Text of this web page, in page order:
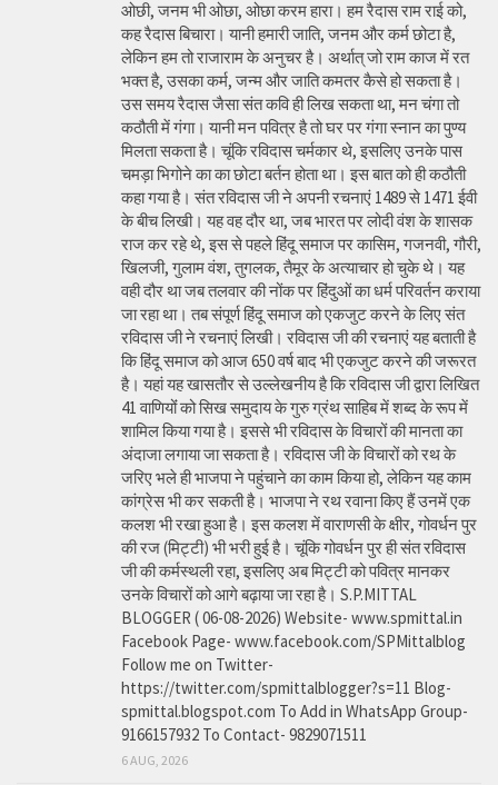
ओछी, जनम भी ओछा, ओछा करम हारा। हम रैदास राम राई को,
कह रैदास बिचारा। यानी हमारी जाति, जनम और कर्म छोटा है,
लेकिन हम तो राजाराम के अनुचर है। अर्थात् जो राम काज में रत
भक्त है, उसका कर्म, जन्म और जाति कमतर कैसे हो सकता है।
उस समय रैदास जैसा संत कवि ही लिख सकता था, मन चंगा तो
कठौती में गंगा। यानी मन पवित्र है तो घर पर गंगा स्नान का पुण्य
मिलता सकता है। चूंकि रविदास चर्मकार थे, इसलिए उनके पास
चमड़ा भिगोने का का छोटा बर्तन होता था। इस बात को ही कठौती
कहा गया है। संत रविदास जी ने अपनी रचनाएं 1489 से 1471 ईवी
के बीच लिखी। यह वह दौर था, जब भारत पर लोदी वंश के शासक
राज कर रहे थे, इस से पहले हिंदू समाज पर कासिम, गजनवी, गौरी,
खिलजी, गुलाम वंश, तुगलक, तैमूर के अत्याचार हो चुके थे। यह
वही दौर था जब तलवार की नोंक पर हिंदुओं का धर्म परिवर्तन कराया
जा रहा था। तब संपूर्ण हिंदू समाज को एकजुट करने के लिए संत
रविदास जी ने रचनाएं लिखी। रविदास जी की रचनाएं यह बताती है
कि हिंदू समाज को आज 650 वर्ष बाद भी एकजुट करने की जरूरत
है। यहां यह खासतौर से उल्लेखनीय है कि रविदास जी द्वारा लिखित
41 वाणियोंं को सिख समुदाय के गुरु ग्रंथ साहिब में शब्द के रूप में
शामिल किया गया है। इससे भी रविदास के विचारों की मानता का
अंदाजा लगाया जा सकता है। रविदास जी के विचारों को रथ के
जरिए भले ही भाजपा ने पहुंचाने का काम किया हो, लेकिन यह काम
कांग्रेस भी कर सकती है। भाजपा ने रथ रवाना किए हैं उनमें एक
कलश भी रखा हुआ है। इस कलश में वाराणसी के क्षीर, गोवर्धन पुर
की रज (मिट्टी) भी भरी हुई है। चूंकि गोवर्धन पुर ही संत रविदास
जी की कर्मस्थली रहा, इसलिए अब मिट्टी को पवित्र मानकर
उनके विचारों को आगे बढ़ाया जा रहा है। S.P.MITTAL
BLOGGER ( 06-08-2026) Website- www.spmittal.in
Facebook Page- www.facebook.com/SPMittalblog
Follow me on Twitter-
https://twitter.com/spmittalblogger?s=11 Blog-
spmittal.blogspot.com To Add in WhatsApp Group-
9166157932 To Contact- 9829071511
6 AUG, 2026